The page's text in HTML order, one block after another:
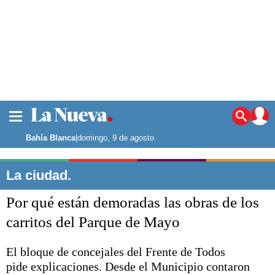
Noticias
La ciudad
Punta Alta
El mundo
Seguridad
Deportes
Escenario Olímpico
Liga del Sur
Bahía Blanca|domingo, 9 de agosto
La ciudad.
Por qué están demoradas las obras de los
carritos del Parque de Mayo
El bloque de concejales del Frente de Todos
pide explicaciones. Desde el Municipio contaron